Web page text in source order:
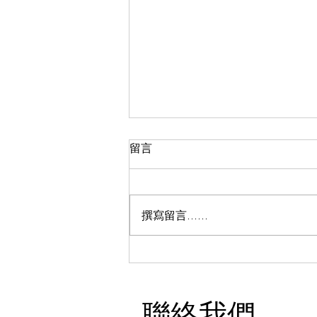
長者如何選擇門鎖
作者: 鄺錦明 Allen Kwong 明達行
人簡介 中國香港鎖業協會主席 香
港傢俬裝飾廠商總會主席新界總商
會董事 我非常關注長者的居家安
可能面臨身體上的挑戰，如行動不
留言
撰寫留言......